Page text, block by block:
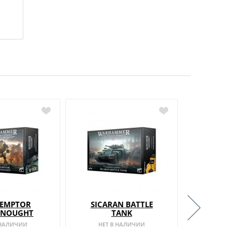
SICARAN BATTLE
TANK
НЕТ В НАЛИЧИИ